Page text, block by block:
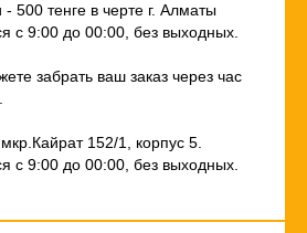
- 500 тенге в черте г. Алматы
с 9:00 до 00:00, без выходных.
забрать ваш заказ через час
152/1, корпус 5.
с 9:00 до 00:00, без выходных.